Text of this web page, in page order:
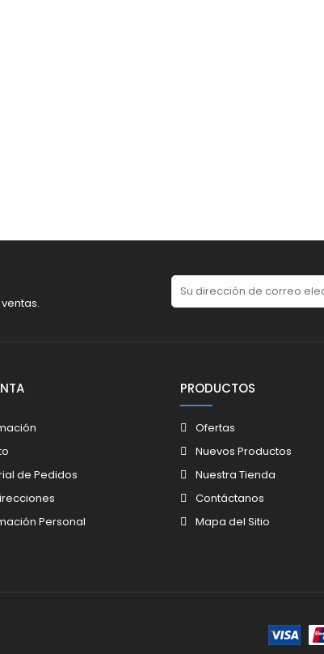
de Pedidos
Personal
PRODUCTOS
Ofertas
Nuevos Productos
Nuestra Tienda
Contáctanos
Mapa del Sitio